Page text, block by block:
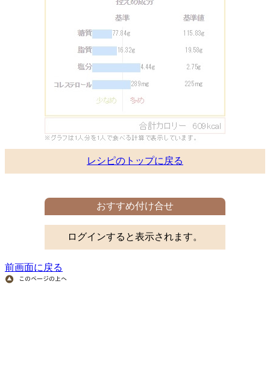
レシピのトップに戻る
おすすめ付け合せ
ログインすると表示されます。
前画面に戻る